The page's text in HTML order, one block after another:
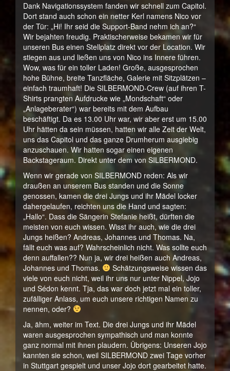
Dank Navigationssystem fanden wir schnell zum Capitol.
Dort stand auch schon ein netter Kerl namens Nico vor
der Tür: „Hi! Ihr seid die Support-Band nehm ich an?“
Wir bejahten freudig. Praktischerweise bekamen wir für
unseren Bus einen Stellplatz direkt vor der Location. Wir
stiegen aus und ließen uns von Nico ins Innere führen.
Wow, was für ein toller Laden! Große, ausgesprochen
hohe Bühne, breite Tanzfläche, Galerie mit Sitzplätzen –
einfach traumhaft! Die SILBERMOND-Crew (auf ihren T-
Shirts prangten Aufdrucke wie „Mondschaft“ oder
„Anlageberater“) war bereits mit dem Aufbau
beschäftigt. Da es 13.00 Uhr war, wir aber erst um 15.00
Uhr hätten da sein müssen, hatten wir alle Zeit der Welt,
uns das Capitol und das ganze Drumherum ausgiebig
anzuschauen. Wir hatten sogar einen eigenen
Backstageraum. Direkt unter dem von SILBERMOND.
Wenn wir gerade von SILBERMOND reden: Als wir
draußen an unserem Bus standen und die Sonne
genossen, kamen die drei Jungs und ihr Mädel locker
dahergelaufen, reichten uns die Hand und sagten:
„Hallo“. Dass die Sängerin Stefanie heißt, dürften die
meisten von euch wissen. Wisst ihr auch, wie die drei
Jungs heißen? Andreas, Johannes und Thomas. Na,
fällt euch was auf? Wahrscheinlich nicht. Was sollte euch
denn auffallen?? Nun ja, wir drei heißen auch Andreas,
Johannes und Thomas.
Schätzungsweise wissen das
viele von euch nicht, weil ihr uns nur unter Nippel, Jojo
und Sédon kennt. Tja, das war doch jetzt mal ein toller,
zufälliger Anlass, um euch unsere richtigen Namen zu
nennen, oder?
Ja, ähm, weiter im Text. Die drei Jungs und ihr Mädel
waren ausgesprochen sympathisch und man konnte
ganz normal mit ihnen plaudern. Übrigens: Unseren Jojo
kannten sie schon, weil SILBERMOND zwei Tage vorher
in Stuttgart gespielt und unser Jojo dort gearbeitet hatte.